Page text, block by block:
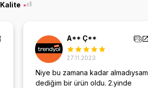
Kalite
A** Ç**
27.11.2023
Niye bu zamana kadar almadıysam
dediğim bir ürün oldu. 2.yinde